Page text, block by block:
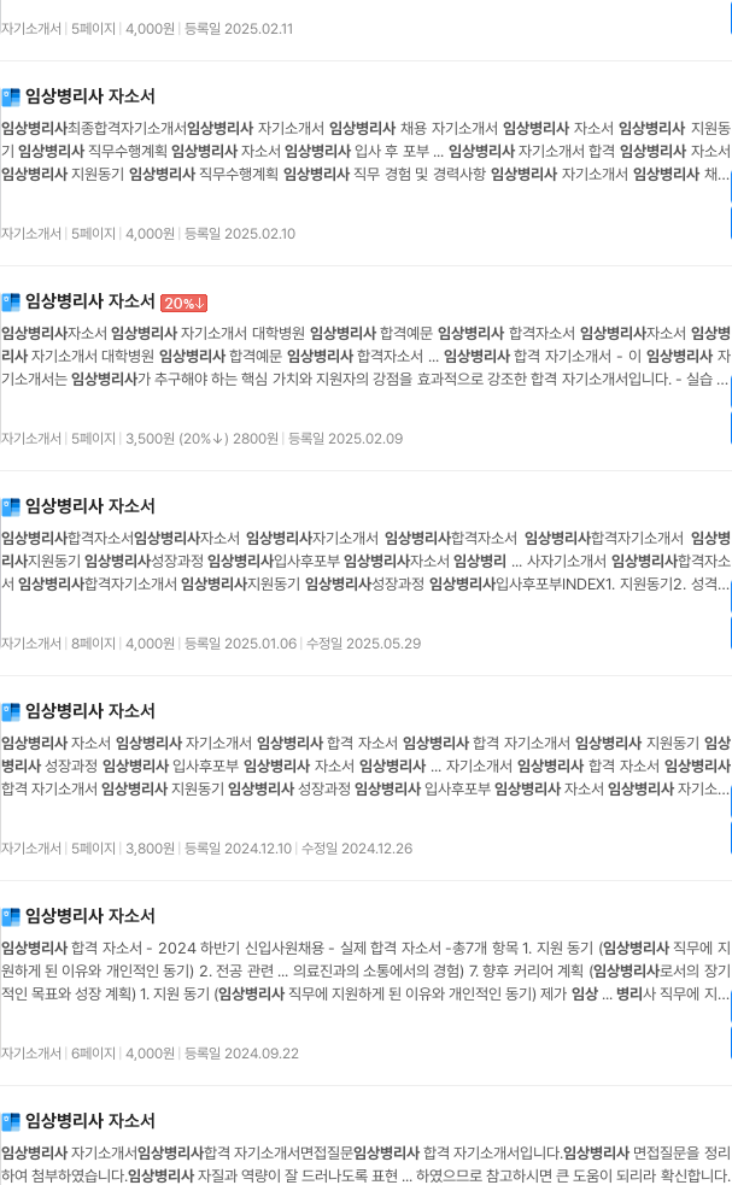
자기소개서 5페이지 4,000원 등록일 2025.02.11
임상병리사자소서
임상병리사최종합격자기소개서임상병리사자기소개서 임상병리사채용 자기소개서 임상병리사자소서 임상병리사지원동
기 임상병리사직무수행계획 임상병리사자소서 임상병리사입사 후 포부 ... 임상병리사자기소개서 합격 임상병리사
임상병리사지원동기 임상병리사직무수행계획 임상병리사직무 경험 및 경력사항 임상병리사자기소개서 임상병리사채용
자기소개서 5페이지 4,000원 등록일 2025.02.10
임상병리사자소서
임상병리사자소서 임상병리사자기소개서 대학병원 임상병리사합격예문 임상병리사합격자소서 임상병리사자소서 임상병
리사자기소개서 대학병원 임상병리사합격예문 임상병리사합격자소서 ... 임상병리사합격 자기소개서 - 이 임상병리사자
기소개서는 임상병리사가 추구해야 하는 핵심 가치와 지원자의 강점을 효과적으로 강조한 합격 자기소개서입니다. - 실습 경
자기소개서 5페이지 3,500원 (20%↓) 2800원 등록일 2025.02.09
임상병리사자소서
임상병리사합격자소서임상병리사자소서 임상병리사자기소개서 임상병리사합격자소서 임상병리사합격자기소개서 임상병
리사지원동기 임상병리사성장과정 임상병리사입사후포부 임상병리사자소서 임상병리 ... 사자기소개서 임상병리사합격자소
서 임상병리사합격자기소개서 임상병리사지원동기 임상병리사성장과정 임상병리사입사후포부INDEX1. 지원동기2. 성격의
자기소개서 8페이지 4,000원 등록일 2025.01.06 수정일 2025.05.29
임상병리사자소서
임상병리사자소서 임상병리사자기소개서 임상병리사합격 자소서 임상병리사합격 자기소개서 임상병리사지원동기 임상
병리사성장과정 임상병리사입사후포부 임상병리사자소서 임상병리사 ... 자기소개서 임상병리사합격 자소서 임상병리사
합격 자기소개서 임상병리사지원동기 임상병리사성장과정 임상병리사입사후포부 임상병리사자소서 임상병리사자기소개
자기소개서 5페이지 3,800원 등록일 2024.12.10 수정일 2024.12.26
임상병리사자소서
임상병리사합격 자소서 - 2024 하반기 신입사원채용 - 실제 합격 자소서 -총7개 항목 1. 지원 동기 (임상병리사직무에 지
원하게 된 이유와 개인적인 동기) 2. 전공 관련 ... 의료진과의 소통에서의 경험) 7. 향후 커리어 계획 (임상병리사로서의 장기
적인 목표와 성장 계획) 1. 지원 동기 (임상병리사직무에 지원하게 된 이유와 개인적인 동기) 제가 임상... 병리 사 직무에 지원
자기소개서 6페이지 4,000원 등록일 2024.09.22
임상병리사자소서
임상병리사자기소개서임상병리사합격 자기소개서면접질문임상병리사합격 자기소개서입니다.임상병리사면접질문을 정리
하여 첨부하였습니다.임상병리사자질과 역량이 잘 드러나도록 표현 ... 하였으므로 참고하시면 큰 도움이 되리라 확신합니다.